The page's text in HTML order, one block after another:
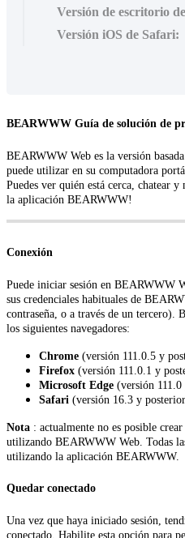
Versión de escritorio
Versión iOS de Safari:
BEARWWW Guía de solución de
BEARWWW Web es la versión
puede utilizar en su computadora
Puedes ver quién está cerca, chatear
la aplicación BEARWWW!
Conexión
Puede iniciar sesión en BEARWWW
sus credenciales habituales de
contraseña, o a través de un tercero).
los siguientes navegadores:
Chrome (versión 111.0.5 y
Firefox (versión 111.0.1 y
Microsoft Edge (versión
Safari (versión 16.3 y
Nota : actualmente no es posible
utilizando BEARWWW Web. Todas
utilizando la aplicación BEARWWW.
Quedar conectado
Una vez que haya iniciado sesión,
conectado. Habilite esta opción para